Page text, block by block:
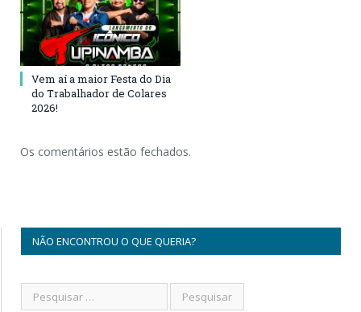
Vem aí a maior Festa do Dia
do Trabalhador de Colares
2026!
Os comentários estão fechados.
NÃO ENCONTROU O QUE QUERIA?